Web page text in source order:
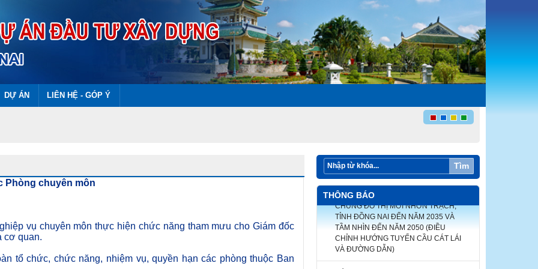
DỰ ÁN LIÊN HỆ - GÓP Ý
Tìm
Phòng chuyên môn
vụ chuyên môn thực hiện chức năng tham mưu cho Giám đốc
cơ quan.
tổ chức, chức năng, nhiệm vụ, quyền hạn các phòng thuộc Ban
THÔNG BÁO
ĐIỀU CHỈNH CỤC BỘ QUY HOẠCH
CHUNG ĐÔ THỊ MỚI NHƠN TRẠCH,
TẦM NHÌN ĐẾN NĂM 2050 (ĐIỀU
CHỈNH HƯỚNG TUYẾN CẦU CÁT LÁI
VÀ ĐƯỜNG DẪN)